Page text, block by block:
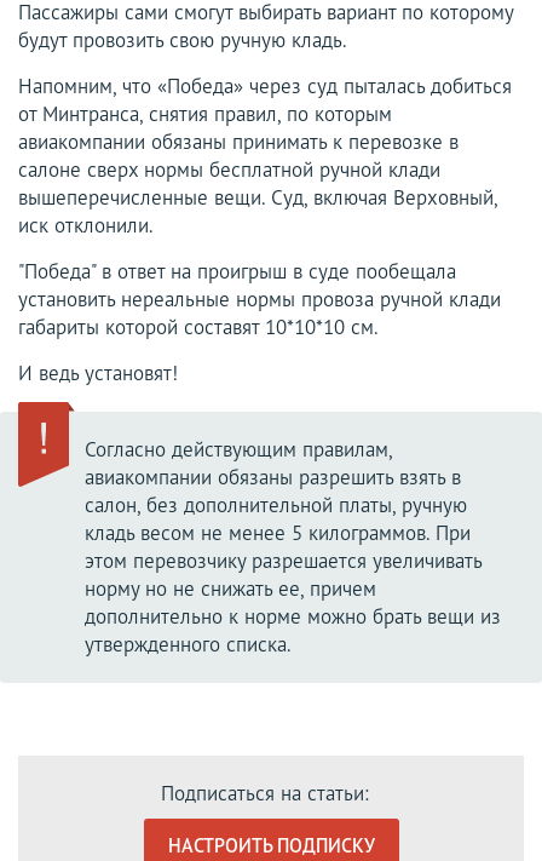
Пассажиры сами смогут выбирать вариант по которому
будут провозить свою ручную кладь.
Напомним, что «Победа» через суд пыталась добиться
от Минтранса, снятия правил, по которым
авиакомпании обязаны принимать к перевозке в
салоне сверх нормы бесплатной ручной клади
вышеперечисленные вещи. Суд, включая Верховный,
иск отклонили.
"Победа" в ответ на проигрыш в суде пообещала
установить нереальные нормы провоза ручной клади
габариты которой составят 10*10*10 см.
И ведь установят!
Согласно действующим правилам,
авиакомпании обязаны разрешить взять в
салон, без дополнительной платы, ручную
кладь весом не менее 5 килограммов. При
этом перевозчику разрешается увеличивать
норму но не снижать ее, причем
дополнительно к норме можно брать вещи из
утвержденного списка.
Подписаться на статьи:
НАСТРОИТЬ ПОДПИСКУ